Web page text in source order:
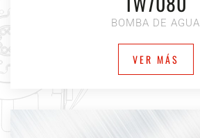
BOMBA DE AGUA
VER MÁS